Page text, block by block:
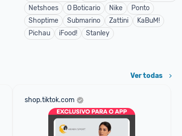
Netshoes
O Boticario Nike
Ponto
Shoptime
Submarino Zattini
KaBuM!
Pichau
iFood! Stanley
Ver todas
shop.tiktok.com